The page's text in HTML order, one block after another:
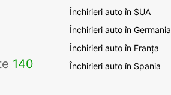
140
Închirieri auto în SUA
Închirieri auto în Germania
Închirieri auto în Franța
Închirieri auto în Spania